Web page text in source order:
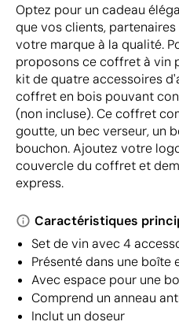
Optez pour un cadeau
que vos clients,
votre marque à la qualité.
proposons ce coffret à vin
kit de quatre accessoires
coffret en bois pouvant
(non incluse). Ce coffret
goutte, un bec verseur, un
bouchon. Ajoutez votre
couvercle du coffret et
express.
Caractéristiques
Set de vin avec 4
Présenté dans une boîte
Avec espace pour une
Comprend un anneau
Inclut un doseur